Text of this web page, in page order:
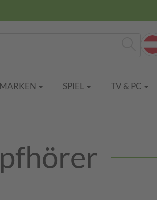
Suchen
MARKEN SPIEL TV & PC